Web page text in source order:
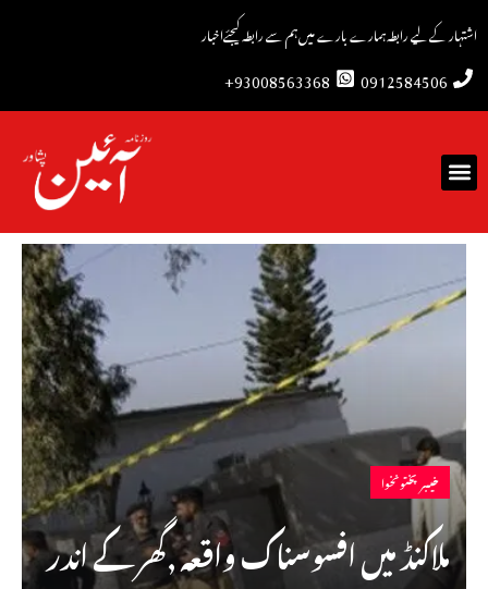
اشتہار کے لیے رابطہہمارے بارے میںہم سے رابطہ کیجئےاخبار
0912584506
93008563368+
خیبرپختونخوا
ملاکنڈ میں افسوسناک واقعہ ,گھر کے اندر